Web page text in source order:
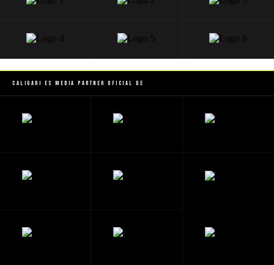
Caligari es Media Partner Oficial de